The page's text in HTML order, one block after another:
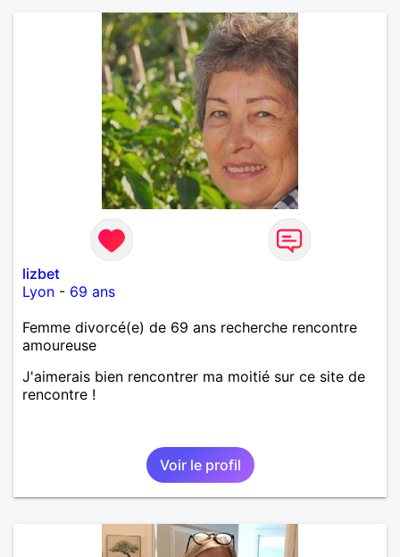
monsieur prenant soin de sa personne!
lizbet
Lyon - 69 ans
Femme divorcé(e) de 69 ans recherche rencontre
amoureuse
J'aimerais bien rencontrer ma moitié sur ce site de
rencontre !
Voir le profil